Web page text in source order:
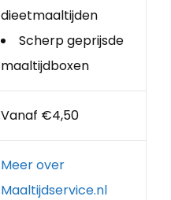
dieetmaaltijden
Scherp geprijsde
maaltijdboxen
Vanaf €4,50
Meer over
Maaltijdservice.nl